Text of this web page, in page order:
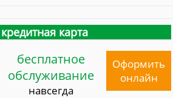
карта
бесплатное
обслуживание
навсегда
Оформить
онлайн